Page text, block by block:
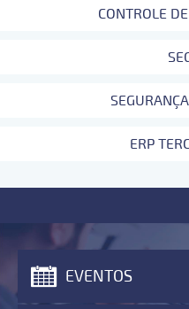
CONTROLE
ERP
EVENTOS